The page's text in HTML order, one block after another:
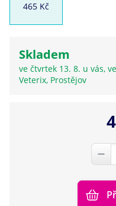
465 Kč
Skladem
ve čtvrtek 13. 8. u vás,
Veterix, Prostějov